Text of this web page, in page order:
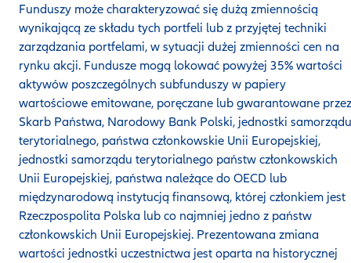
Funduszy może charakteryzować się dużą zmiennością
wynikającą ze składu tych portfeli lub z przyjętej techniki
zarządzania portfelami, w sytuacji dużej zmienności cen na
rynku akcji. Fundusze mogą lokować powyżej 35% wartości
aktywów poszczególnych subfunduszy w papiery
wartościowe emitowane, poręczane lub gwarantowane przez
Skarb Państwa, Narodowy Bank Polski, jednostki samorządu
terytorialnego, państwa członkowskie Unii Europejskiej,
jednostki samorządu terytorialnego państw członkowskich
Unii Europejskiej, państwa należące do OECD lub
międzynarodową instytucją finansową, której członkiem jest
Rzeczpospolita Polska lub co najmniej jedno z państw
członkowskich Unii Europejskiej. Prezentowana zmiana
wartości jednostki uczestnictwa jest oparta na historycznej